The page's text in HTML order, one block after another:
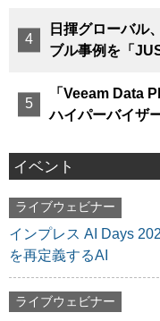
日揮グローバル
ブル事例を「
「Veeam Data
ハイパーバイザ
イベント
ライブウェビナー
インプレス AI Days
を再定義するAI
ライブウェビナー